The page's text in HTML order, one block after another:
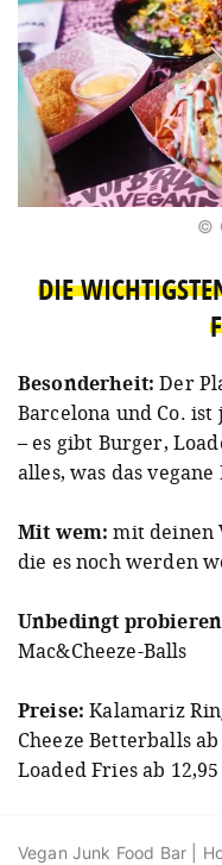
©
DIE
Besonderheit:Der
Barcelona und Co.
– es gibt Burger,
alles, was das
Mit wem:mit deinen
die es noch werden
Unbedingt
Mac&Cheeze-Balls
Preise:Kalamariz
Cheeze Betterballs
Loaded Fries ab
Vegan Junk Food Bar |